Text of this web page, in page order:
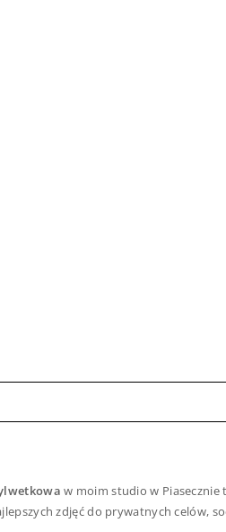
w moim studio w Piasecznie
zdjęć do prywatnych celów,